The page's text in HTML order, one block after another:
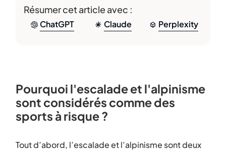
Résumer cet article avec :
ChatGPT Claude Perplexity
Pourquoi l'escalade et l'alpinisme
sont considérés comme des
sports à risque ?
Tout d’abord, l’escalade et l’alpinisme sont deux